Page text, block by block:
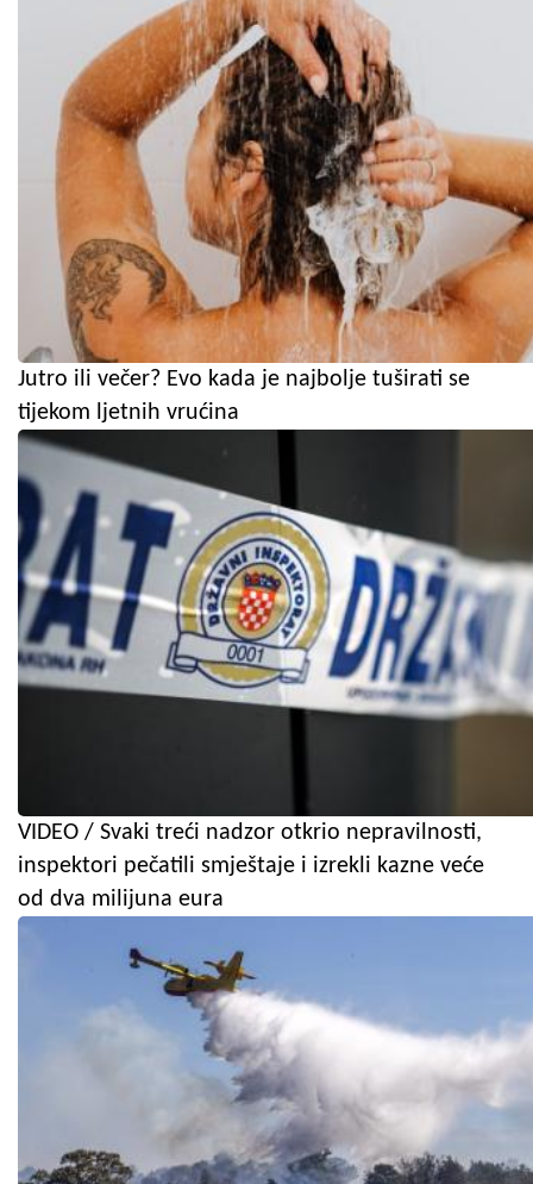
Jutro ili večer? Evo kada je najbolje tuširati se
tijekom ljetnih vrućina
VIDEO / Svaki treći nadzor otkrio nepravilnosti,
inspektori pečatili smještaje i izrekli kazne veće
od dva milijuna eura